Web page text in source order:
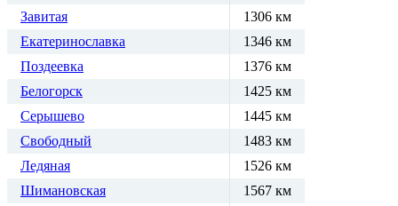
Завитая
1306 км
Екатеринославка
1346 км
Поздеевка
1376 км
Белогорск
1425 км
Серышево
1445 км
Свободный
1483 км
Ледяная
1526 км
Шимановская
1567 км